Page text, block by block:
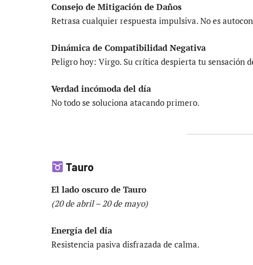
Consejo de Mitigación de Daños
Retrasa cualquier respuesta impulsiva. No es
Dinámica de Compatibilidad Negativa
Peligro hoy: Virgo. Su crítica despierta tu sensación
Verdad incómoda del día
No todo se soluciona atacando primero.
Tauro
El lado oscuro de Tauro
(20 de abril – 20 de mayo)
Energía del día
Resistencia pasiva disfrazada de calma.